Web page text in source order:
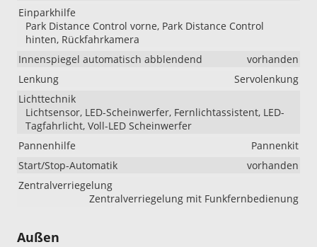
Einparkhilfe
Park Distance Control vorne, Park Distance Control
hinten, Rückfahrkamera
Innenspiegel automatisch abblendend
vorhanden
Lenkung
Servolenkung
Lichttechnik
Lichtsensor, LED-Scheinwerfer, Fernlichtassistent, LED-
Tagfahrlicht, Voll-LED Scheinwerfer
Pannenhilfe
Pannenkit
Start/Stop-Automatik
vorhanden
Zentralverriegelung
Zentralverriegelung mit Funkfernbedienung
Außen